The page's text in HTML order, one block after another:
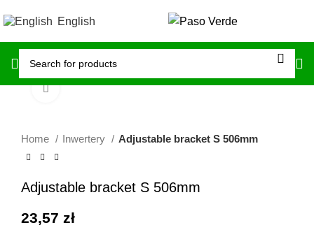
English
Click to enlarge
Home Inwertery Adjustable bracket S 506mm
Adjustable bracket S 506mm
23,57 zł